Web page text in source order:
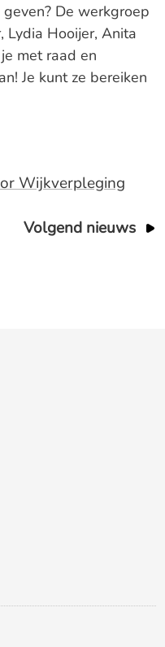
De werkgroep
Lydia Hooijer, Anita
met raad en
Je kunt ze bereiken
Wijkverpleging
Volgend nieuws